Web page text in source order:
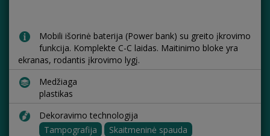
Mobili išorinė baterija (Power bank) su greito įkrovimo
funkcija. Komplekte C-C laidas. Maitinimo bloke yra
ekranas, rodantis įkrovimo lygį.
Medžiaga
plastikas
Dekoravimo technologija
Tampografija
Skaitmeninė spauda